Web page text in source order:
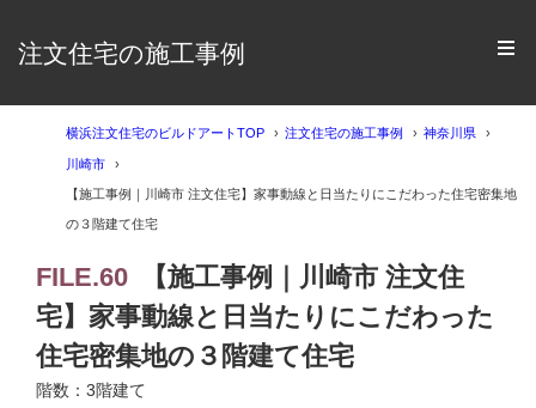
注文住宅の施工事例
横浜注文住宅のビルドアートTOP 注文住宅の施工事例 神奈川県
川崎市
【施工事例｜川崎市 注文住宅】家事動線と日当たりにこだわった住宅密集地
の３階建て住宅
FILE.60
【施工事例｜川崎市 注文住
宅】家事動線と日当たりにこだわった
住宅密集地の３階建て住宅
階数：3階建て